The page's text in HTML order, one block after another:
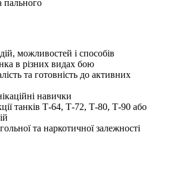
пального
можливостей і способів
в різних видах бою
та готовність до активних
навички
танків Т-64, Т-72, Т-80, Т-90 або
та наркотичної залежності